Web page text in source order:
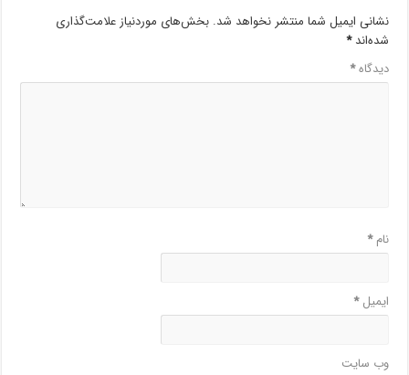
نشانی ایمیل شما منتشر نخواهد شد. بخش‌های موردنیاز علامت‌گذاری
شده‌اند*
دیدگاه*
نام*
ایمیل*
وب‌ سایت